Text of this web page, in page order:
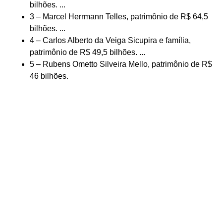
bilhões. ...
3 – Marcel Herrmann Telles, patrimônio de R$ 64,5
bilhões. ...
4 – Carlos Alberto da Veiga Sicupira e família,
patrimônio de R$ 49,5 bilhões. ...
5 – Rubens Ometto Silveira Mello, patrimônio de R$
46 bilhões.